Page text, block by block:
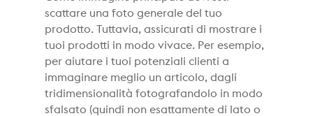
scattare una foto generale del tuo
prodotto. Tuttavia, assicurati di mostrare i
tuoi prodotti in modo vivace. Per esempio,
per aiutare i tuoi potenziali clienti a
immaginare meglio un articolo, dagli
tridimensionalità fotografandolo in modo
sfalsato (quindi non esattamente di lato o